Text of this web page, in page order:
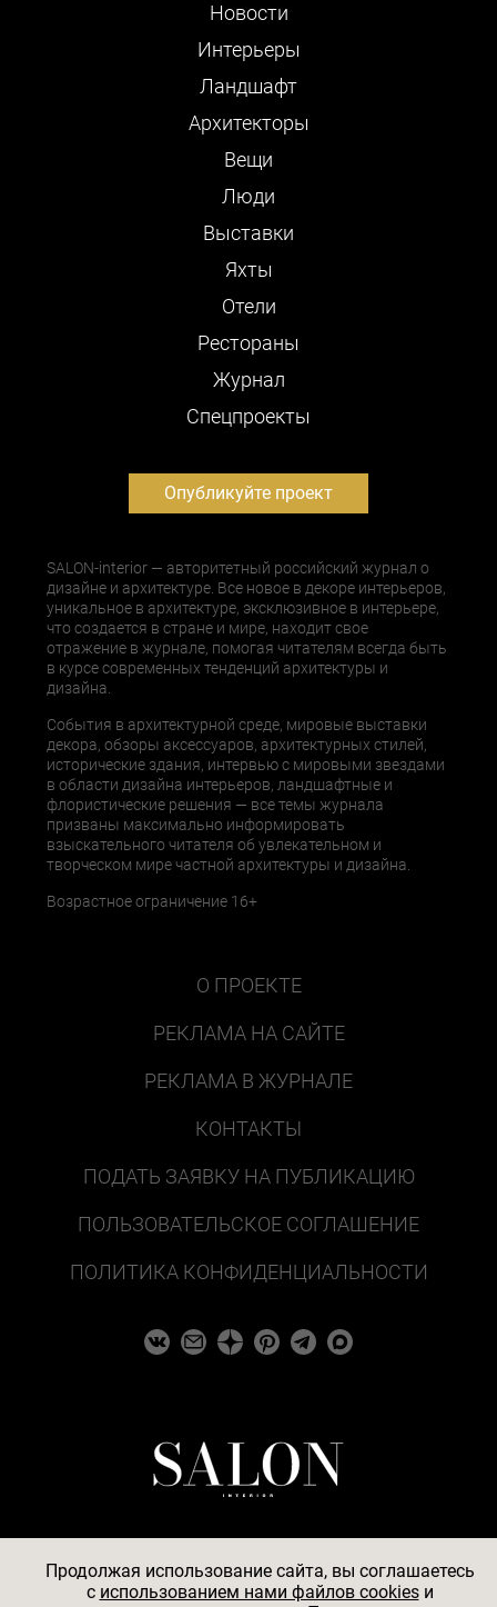
Новости
Интерьеры
Ландшафт
Архитекторы
Вещи
Люди
Выставки
Яхты
Отели
Рестораны
Журнал
Cпецпроекты
Опубликуйте проект
SALON-interior — авторитетный российский журнал о
дизайне и архитектуре. Все новое в декоре интерьеров,
уникальное в архитектуре, эксклюзивное в интерьере,
что создается в стране и мире, находит свое
отражение в журнале, помогая читателям всегда быть
в курсе современных тенденций архитектуры и
дизайна.
События в архитектурной среде, мировые выставки
декора, обзоры аксессуаров, архитектурных стилей,
исторические здания, интервью с мировыми звездами
в области дизайна интерьеров, ландшафтные и
флористические решения — все темы журнала
призваны максимально информировать
взыскательного читателя об увлекательном и
творческом мире частной архитектуры и дизайна.
Возрастное ограничение 16+
О ПРОЕКТЕ
РЕКЛАМА НА САЙТЕ
РЕКЛАМА В ЖУРНАЛЕ
КОНТАКТЫ
ПОДАТЬ ЗАЯВКУ НА ПУБЛИКАЦИЮ
ПОЛЬЗОВАТЕЛЬСКОЕ СОГЛАШЕНИЕ
ПОЛИТИКА КОНФИДЕНЦИАЛЬНОСТИ
© 2026
Продолжая использование сайта, вы соглашаетесь
c использованием нами файлов cookiesи